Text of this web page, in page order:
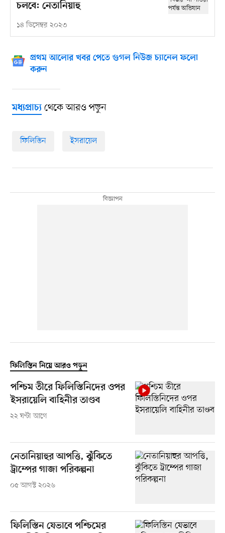
চলবে: নেতানিয়াহু
১৪ ডিসেম্বর ২০২৩
প্রথম আলোর খবর পেতে গুগল নিউজ চ্যানেল ফলো
করুন
মধ্যপ্রাচ্যথেকে আরও পড়ুন
ফিলিস্তিন ইসরায়েল
ফিলিস্তিন নিয়ে আরও পড়ুন
পশ্চিম তীরে ফিলিস্তিনিদের ওপর
ইসরায়েলি বাহিনীর তাণ্ডব
২২ ঘণ্টা আগে
নেতানিয়াহুর আপত্তি, ঝুঁকিতে
ট্রাম্পের গাজা পরিকল্পনা
০৫ আগস্ট ২০২৬
ফিলিস্তিন যেভাবে পশ্চিমের